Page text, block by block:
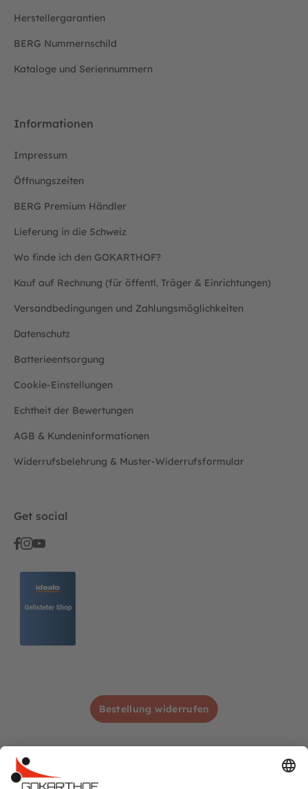
Herstellergarantien
BERG Nummernschild
Kataloge und Seriennummern
Informationen
Impressum
Öffnungszeiten
BERG Premium Händler
Lieferung in die Schweiz
Wo finde ich den GOKARTHOF?
Kauf auf Rechnung (für öffentl. Träger & Einrichtungen)
Versandbedingungen und Zahlungsmöglichkeiten
Datenschutz
Batterieentsorgung
Cookie-Einstellungen
Echtheit der Bewertungen
AGB & Kundeninformationen
Widerrufsbelehrung & Muster-Widerrufsformular
Get social
Bestellung widerrufen